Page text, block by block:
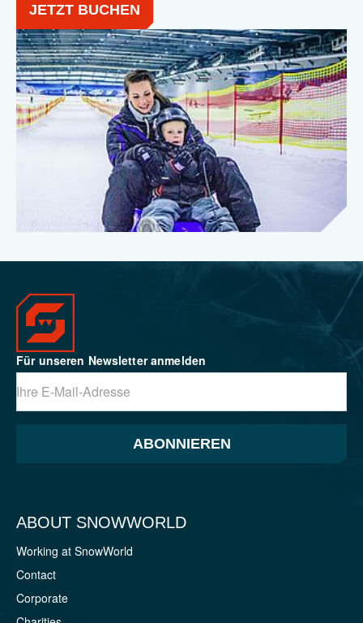
JETZT BUCHEN
Für unseren Newsletter anmelden
ABONNIEREN
ABOUT SNOWWORLD
Working at SnowWorld
Contact
Corporate